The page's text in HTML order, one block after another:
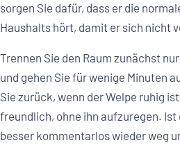
sorgen Sie dafür, dass er die
Haushalts hört, damit er sich nicht
Trennen Sie den Raum zunächst
und gehen Sie für wenige Minuten
Sie zurück, wenn der Welpe ruhig
freundlich, ohne ihn aufzuregen. Ist
besser kommentarlos wieder weg